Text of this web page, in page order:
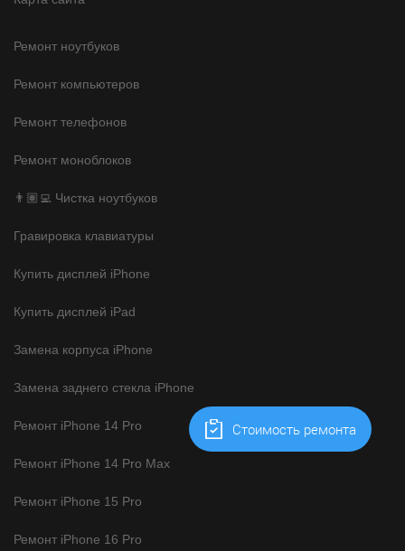
Ремонт ноутбуков
Ремонт компьютеров
Ремонт телефонов
Ремонт моноблоков
👨🏽‍💻 Чистка ноутбуков
Гравировка клавиатуры
Купить дисплей iPhone
Купить дисплей iPad
Замена корпуса iPhone
Замена заднего стекла iPhone
Ремонт iPhone 14 Pro
Ремонт iPhone 14 Pro Max
Ремонт iPhone 15 Pro
Ремонт iPhone 16 Pro
Cтоимость ремонта